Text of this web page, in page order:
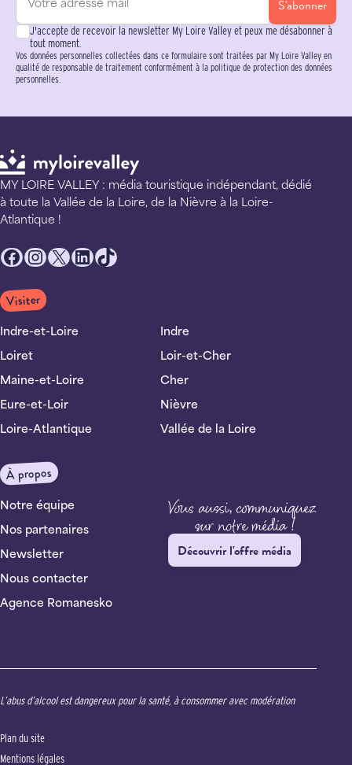
S'abonner
J'accepte de recevoir la newsletter My Loire Valley et peux me désabonner à
tout moment.
Vos données personnelles collectées dans ce formulaire sont traitées par My Loire Valley en
qualité de responsable de traitement conformément à la politique de protection des données
personnelles.
MY LOIRE VALLEY : média touristique indépendant, dédié
à toute la Vallée de la Loire, de la Nièvre à la Loire-
Atlantique !
Facebook
Instagram
X LinkedIn
TikTok
Visiter
Indre-et-Loire Indre
Loiret Loir-et-Cher
Maine-et-Loire Cher
Eure-et-Loir Nièvre
Loire-Atlantique Vallée de la Loire
À propos
Notre équipe
Nos partenaires
Newsletter
Nous contacter
Agence Romanesko
Découvrir l'offre média
L’abus d’alcool est dangereux pour la santé, à consommer avec modération
Plan du site
Mentions légales